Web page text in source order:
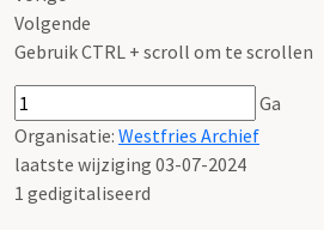
Volgende
Gebruik CTRL + scroll om te scrollen
Ga
Organisatie: Westfries Archief
laatste wijziging 03-07-2024
1 gedigitaliseerd